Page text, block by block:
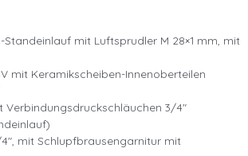
Standeinlauf mit Luftsprudler M 28×1 mm, mit
mit Keramikscheiben-Innenoberteilen
Verbindungsdruckschläuchen 3/4″
mit Schlupfbrausengarnitur mit